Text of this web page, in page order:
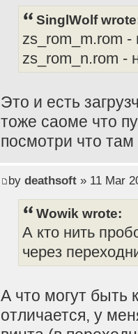
SinglWolf
zs_rom_m.rom
zs_rom_n.rom -
Это и есть
тоже саоме что
посмотри что
by deathsoft» 11 Mar
Wowik wrote:
А кто нить
через
А что могут быть
отличается, у